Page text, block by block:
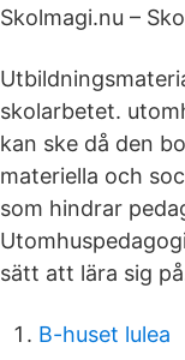
Skolmagi.nu –
skolarbetet.
kan ske då den
materiella och
som hindrar
sätt att lära sig
B-huset lulea